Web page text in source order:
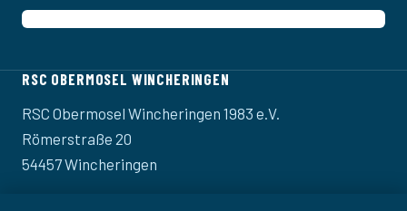
RSC OBERMOSEL WINCHERINGEN
RSC Obermosel Wincheringen 1983 e.V.
Römerstraße 20
54457 Wincheringen